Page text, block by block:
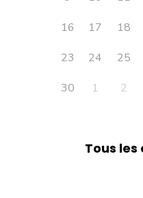
16
17 18
23
24 25
30
1 2
Tous